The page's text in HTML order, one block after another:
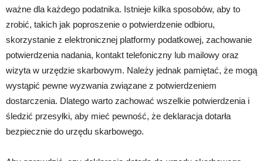
ważne dla każdego podatnika. Istnieje kilka sposobów, aby to
zrobić, takich jak poproszenie o potwierdzenie odbioru,
skorzystanie z elektronicznej platformy podatkowej, zachowanie
potwierdzenia nadania, kontakt telefoniczny lub mailowy oraz
wizyta w urzędzie skarbowym. Należy jednak pamiętać, że mogą
wystąpić pewne wyzwania związane z potwierdzeniem
dostarczenia. Dlatego warto zachować wszelkie potwierdzenia i
śledzić przesyłki, aby mieć pewność, że deklaracja dotarła
bezpiecznie do urzędu skarbowego.